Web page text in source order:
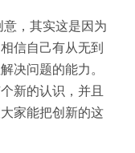
意，其实这是因为
信自己有从无到
决问题的能力。
新的认识，并且
家能把创新的这